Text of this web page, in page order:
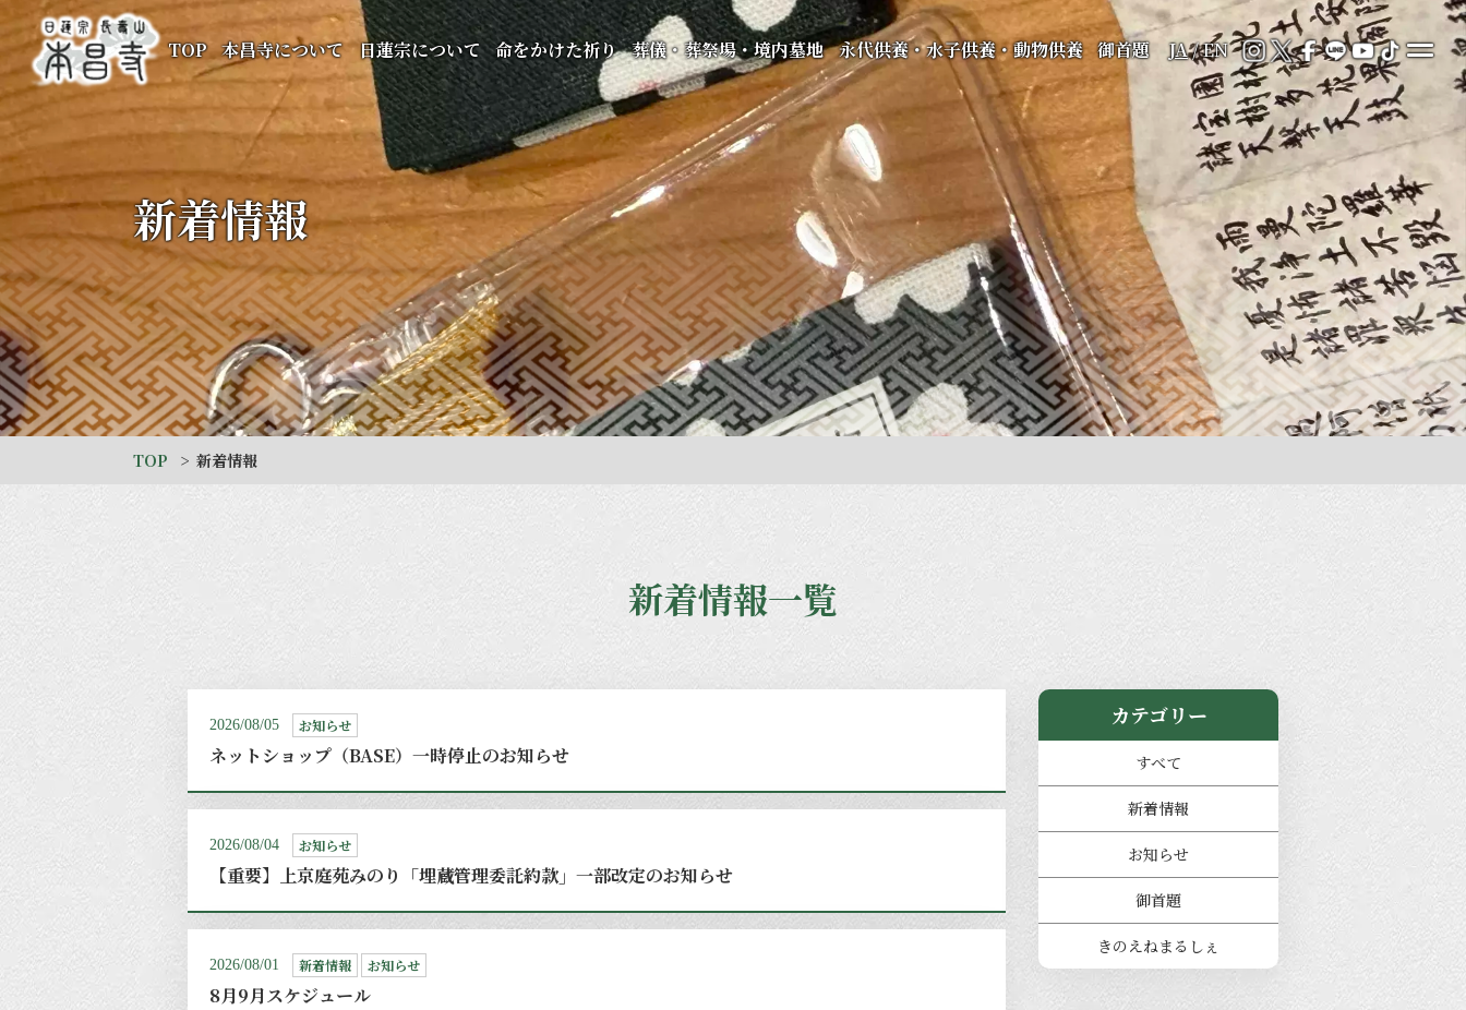
TOP 本昌寺について 日蓮宗について 命をかけた祈り 葬儀・葬祭場・境内墓地 永代供養・水子供養・動物供養 御首題 JA/EN
新着情報
TOP 新着情報
新着情報一覧
2026/08/05 お知らせ
ネットショップ（BASE）一時停止のお知らせ
2026/08/04 お知らせ
【重要】上京庭苑みのり「埋蔵管理委託約款」一部改定のお知らせ
2026/08/01 新着情報 お知らせ
8月9月スケジュール
カテゴリー
すべて
新着情報
お知らせ
御首題
きのえねまるしぇ